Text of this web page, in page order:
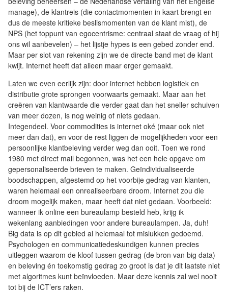
manage), de klantreis (die contactmomenten in kaart brengt en
dus de meeste kritieke beslismomenten van de klant mist), de
NPS (het toppunt van egocentrisme: centraal staat de vraag of hij
ons wil aanbevelen) – het lijstje hypes is een gebed zonder end.
Maar per slot van rekening zijn we de directe band met de klant
kwijt. Internet heeft dat alleen maar erger gemaakt.
Laten we even eerlijk zijn: door internet hebben logistiek en
distributie grote sprongen voorwaarts gemaakt. Maar aan het
creëren van klantwaarde die verder gaat dan het sneller schuiven
van meer dozen, is nog weinig of niets gedaan.
Integendeel. Voor commodities is internet oké (maar ook niet
meer dan dat), en voor de rest liggen de mogelijkheden voor een
persoonlijke klantbeleving verder weg dan ooit. Toen we rond
1980 met direct mail begonnen, was het een hele opgave om
gepersonaliseerde brieven te maken. Geïndividualiseerde
boodschappen, afgestemd op het voorbije gedrag van klanten,
waren helemaal een onrealiseerbare droom. Internet zou die
droom mogelijk maken, maar heeft dat niet gedaan. Voorbeeld:
wanneer ik online een bureaulamp besteld heb, krijg ik
wekenlang aanbiedingen voor andere bureaulampen. Ja, duh!
Big data is op dit gebied al helemaal tot mislukken gedoemd.
Psychologen en communicatiedeskundigen kunnen precies
uitleggen waarom de kloof tussen gedrag (de bron van big data)
en beleving én toekomstig gedrag zo groot is dat je dit laatste niet
met algoritmes kunt beïnvloeden. Maar deze kennis zal wel nooit
tot bij de ICT’ers raken.